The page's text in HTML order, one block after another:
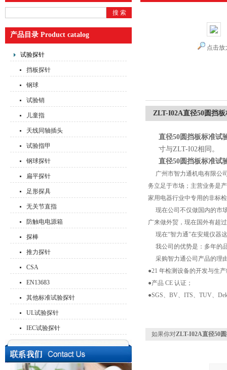
产品目录 Product catalog
试验探针
挡板探针
钢球
试验销
儿童指
天线同轴插头
试验指甲
钢球探针
扁平探针
足形探具
无关节直指
防触电电源箱
探棒
推力探针
CSA
EN13683
其他标准试验探针
UL试验探针
IEC试验探针
点击放
ZLT-I02A直径50圆挡
直径50圆挡板标准试
寸与ZLT-I02相同。
直径50圆挡板标准试
广州市智力通机电有限公
务立足于市场；主营业务是
家用电器行业中专用的非标
现在公司不仅做国内的市
广来做外贸，现在国外有超
现在“智力通"在安规仪器
我公司的优势是：多年的
采购智力通公司产品的理
●21 年检测设备的开发与生
●产品 CE 认证；
●SGS、BV、ITS、TUV、
如果你对ZLT-I02A直径50